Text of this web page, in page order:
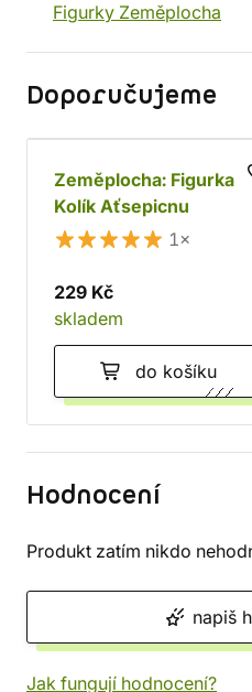
Figurky Zeměplocha
Doporučujeme
Zeměplocha: Figurka
Kolík Aťsepicnu
1×
229 Kč
skladem
do košíku
Hodnocení
Produkt zatím nikdo
napiš
Jak fungují hodnocení?